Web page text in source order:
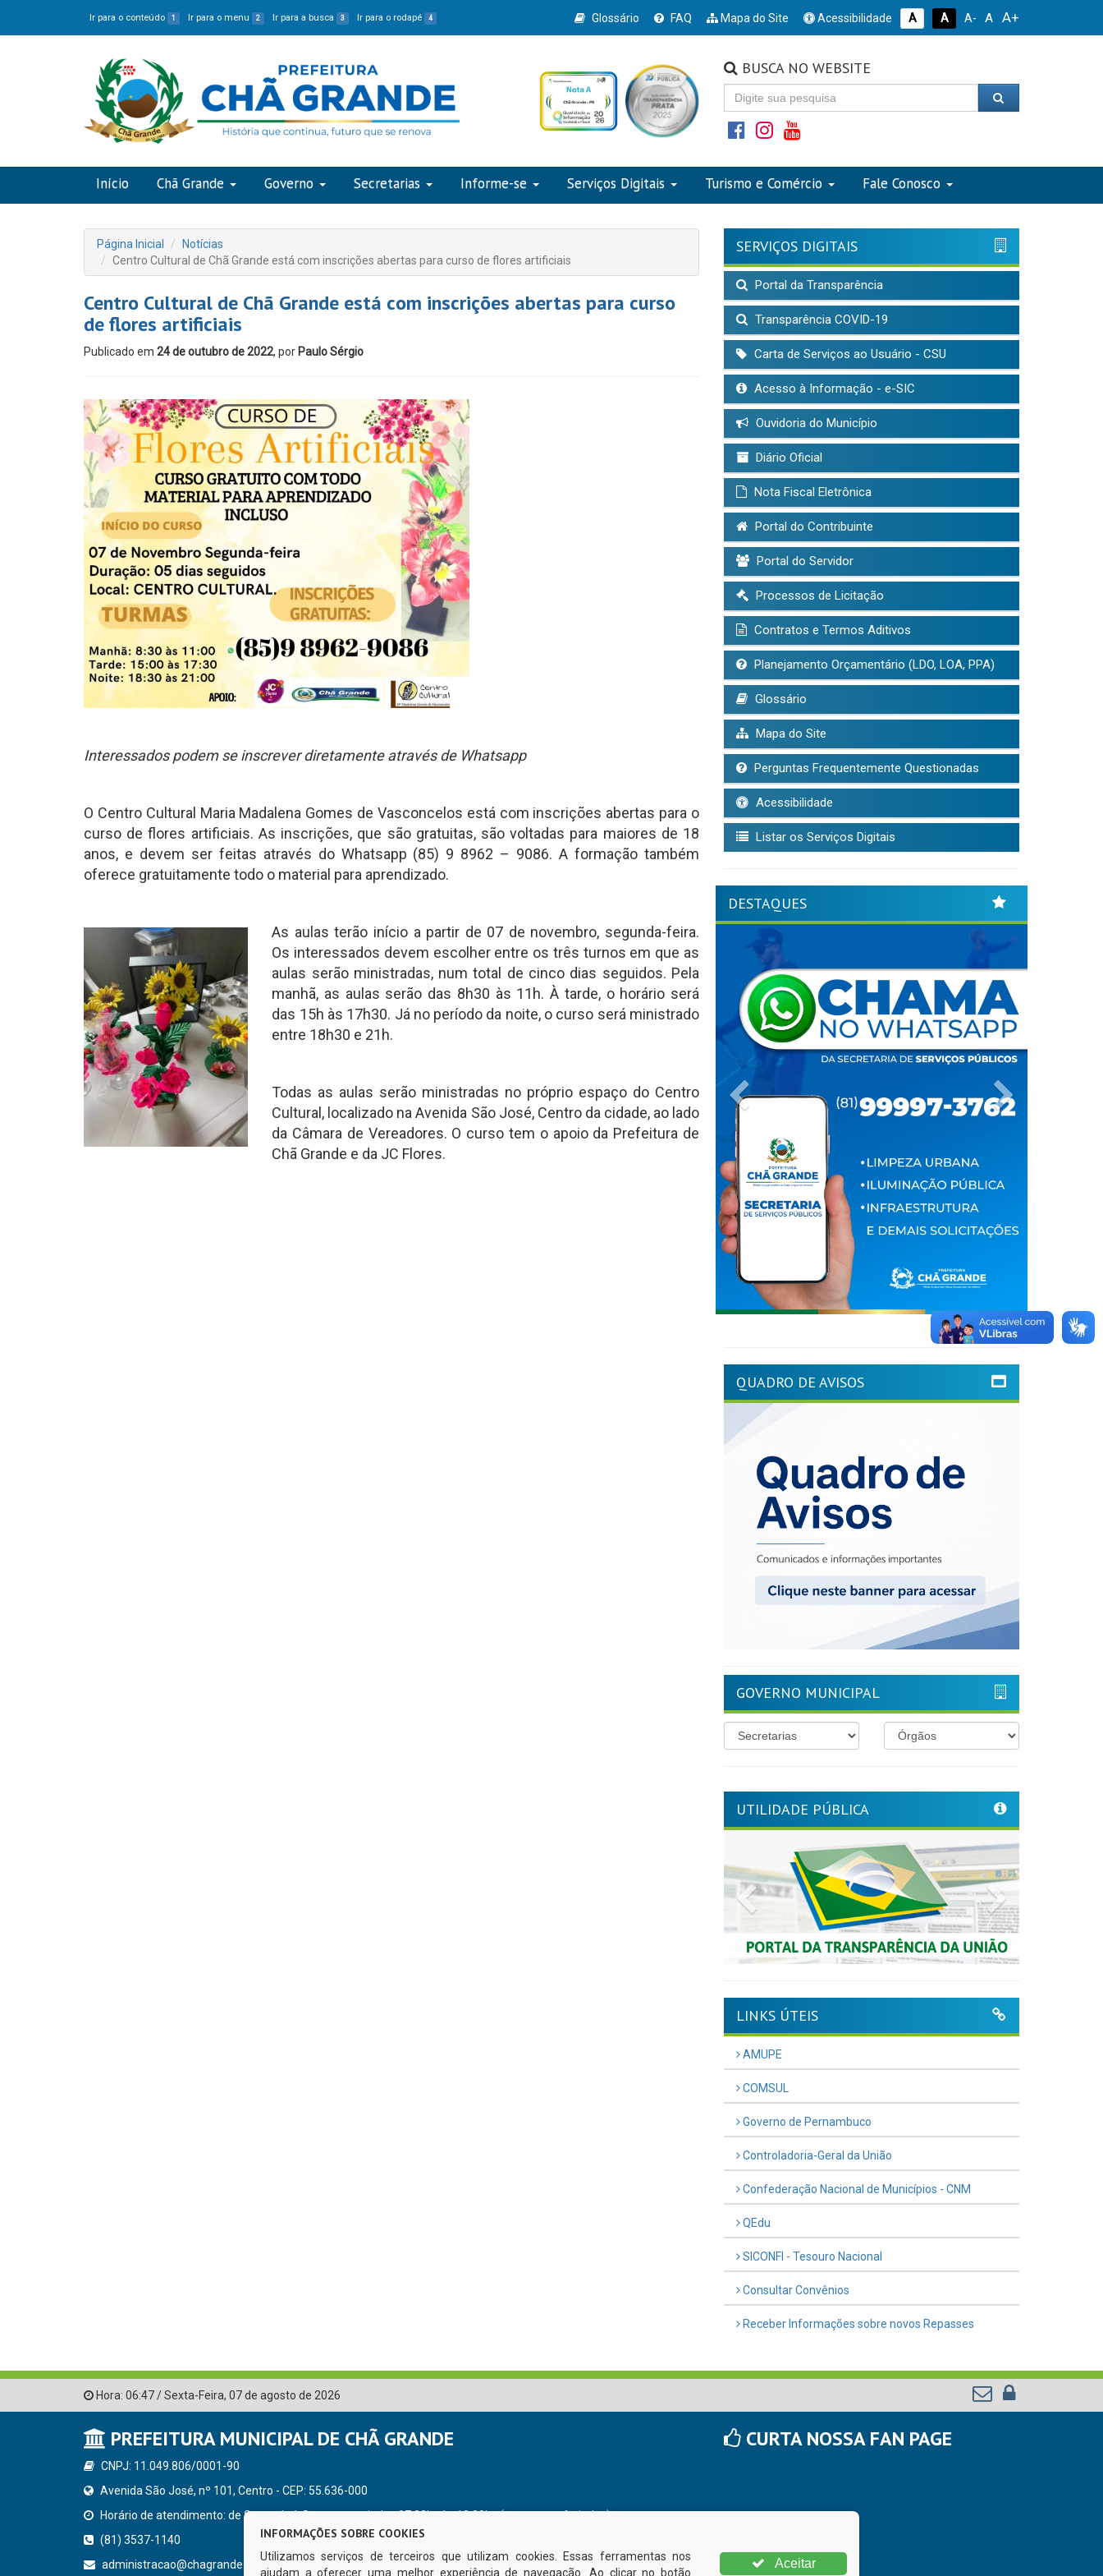
Ir para o conteúdo 1 Ir para o menu 2 Ir para a busca 3 Ir para o rodapé 4 Glossário FAQ Mapa do Site Acessibilidade A A A- A A+
BUSCA NO WEBSITE
Início Chã Grande Governo Secretarias Informe-se Serviços Digitais Turismo e Comércio Fale Conosco
Página Inicial
Notícias
Centro Cultural de Chã Grande está com inscrições abertas para curso de flores artificiais
Centro Cultural de Chã Grande está com inscrições abertas para curso
de flores artificiais
Publicado em 24 de outubro de 2022, por Paulo Sérgio
Interessados podem se inscrever diretamente através de Whatsapp
O Centro Cultural Maria Madalena Gomes de Vasconcelos está com inscrições abertas para o
curso de flores artificiais. As inscrições, que são gratuitas, são voltadas para maiores de 18
anos, e devem ser feitas através do Whatsapp (85) 9 8962 – 9086. A formação também
oferece gratuitamente todo o material para aprendizado.
As aulas terão início a partir de 07 de novembro, segunda-feira.
Os interessados devem escolher entre os três turnos em que as
aulas serão ministradas, num total de cinco dias seguidos. Pela
manhã, as aulas serão das 8h30 às 11h. À tarde, o horário será
das 15h às 17h30. Já no período da noite, o curso será ministrado
entre 18h30 e 21h.
Todas as aulas serão ministradas no próprio espaço do Centro
Cultural, localizado na Avenida São José, Centro da cidade, ao lado
da Câmara de Vereadores. O curso tem o apoio da Prefeitura de
Chã Grande e da JC Flores.
SERVIÇOS DIGITAIS
Portal da Transparência
Transparência COVID-19
Carta de Serviços ao Usuário - CSU
Acesso à Informação - e-SIC
Ouvidoria do Município
Diário Oficial
Nota Fiscal Eletrônica
Portal do Contribuinte
Portal do Servidor
Processos de Licitação
Contratos e Termos Aditivos
Planejamento Orçamentário (LDO, LOA, PPA)
Glossário
Mapa do Site
Perguntas Frequentemente Questionadas
Acessibilidade
Listar os Serviços Digitais
DESTAQUES
Previous
QUADRO DE AVISOS
GOVERNO MUNICIPAL
UTILIDADE PÚBLICA
Previous
LINKS ÚTEIS
AMUPE
COMSUL
Governo de Pernambuco
Controladoria-Geral da União
Confederação Nacional de Municípios - CNM
QEdu
SICONFI - Tesouro Nacional
Consultar Convênios
Receber Informações sobre novos Repasses
Hora: 06:47/Sexta-Feira, 07 de agosto de 2026
PREFEITURA MUNICIPAL DE CHÃ GRANDE
CNPJ: 11.049.806/0001-90
Avenida São José, nº 101, Centro - CEP: 55.636-000
Horário de atendimento: de Segunda à Sexta, a partir das 07:00hs às 13:00hs (exceto nos feriados)
(81) 3537-1140
administracao@chagrande.pe.gov.br
CURTA NOSSA FAN PAGE
INFORMAÇÕES SOBRE COOKIES
Utilizamos serviços de terceiros que utilizam cookies. Essas ferramentas nos
ajudam a oferecer uma melhor experiência de navegação. Ao clicar no botão
Aceitar